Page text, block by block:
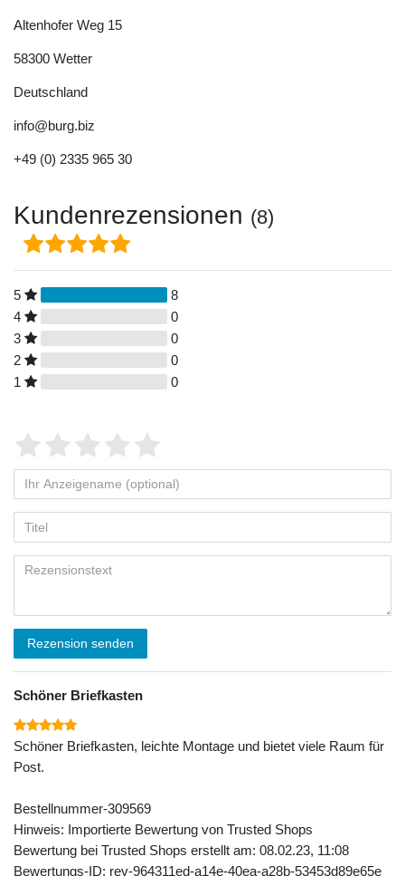
Altenhofer Weg 15
58300 Wetter
Deutschland
info@burg.biz
+49 (0) 2335 965 30
Kundenrezensionen (8)
5
8
4
0
3
0
2
0
1
0
Rezension senden
Schöner Briefkasten
Schöner Briefkasten, leichte Montage und bietet viele Raum für
Post.
Bestellnummer-309569
Hinweis: Importierte Bewertung von Trusted Shops
Bewertung bei Trusted Shops erstellt am: 08.02.23, 11:08
Bewertungs-ID: rev-964311ed-a14e-40ea-a28b-53453d89e65e